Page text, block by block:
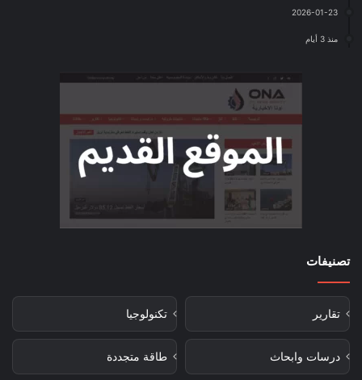
2026-01-23
منذ 3 أيام
تصنيفات
تقارير تكنولوجيا
درسات وابحاث طاقة متجددة